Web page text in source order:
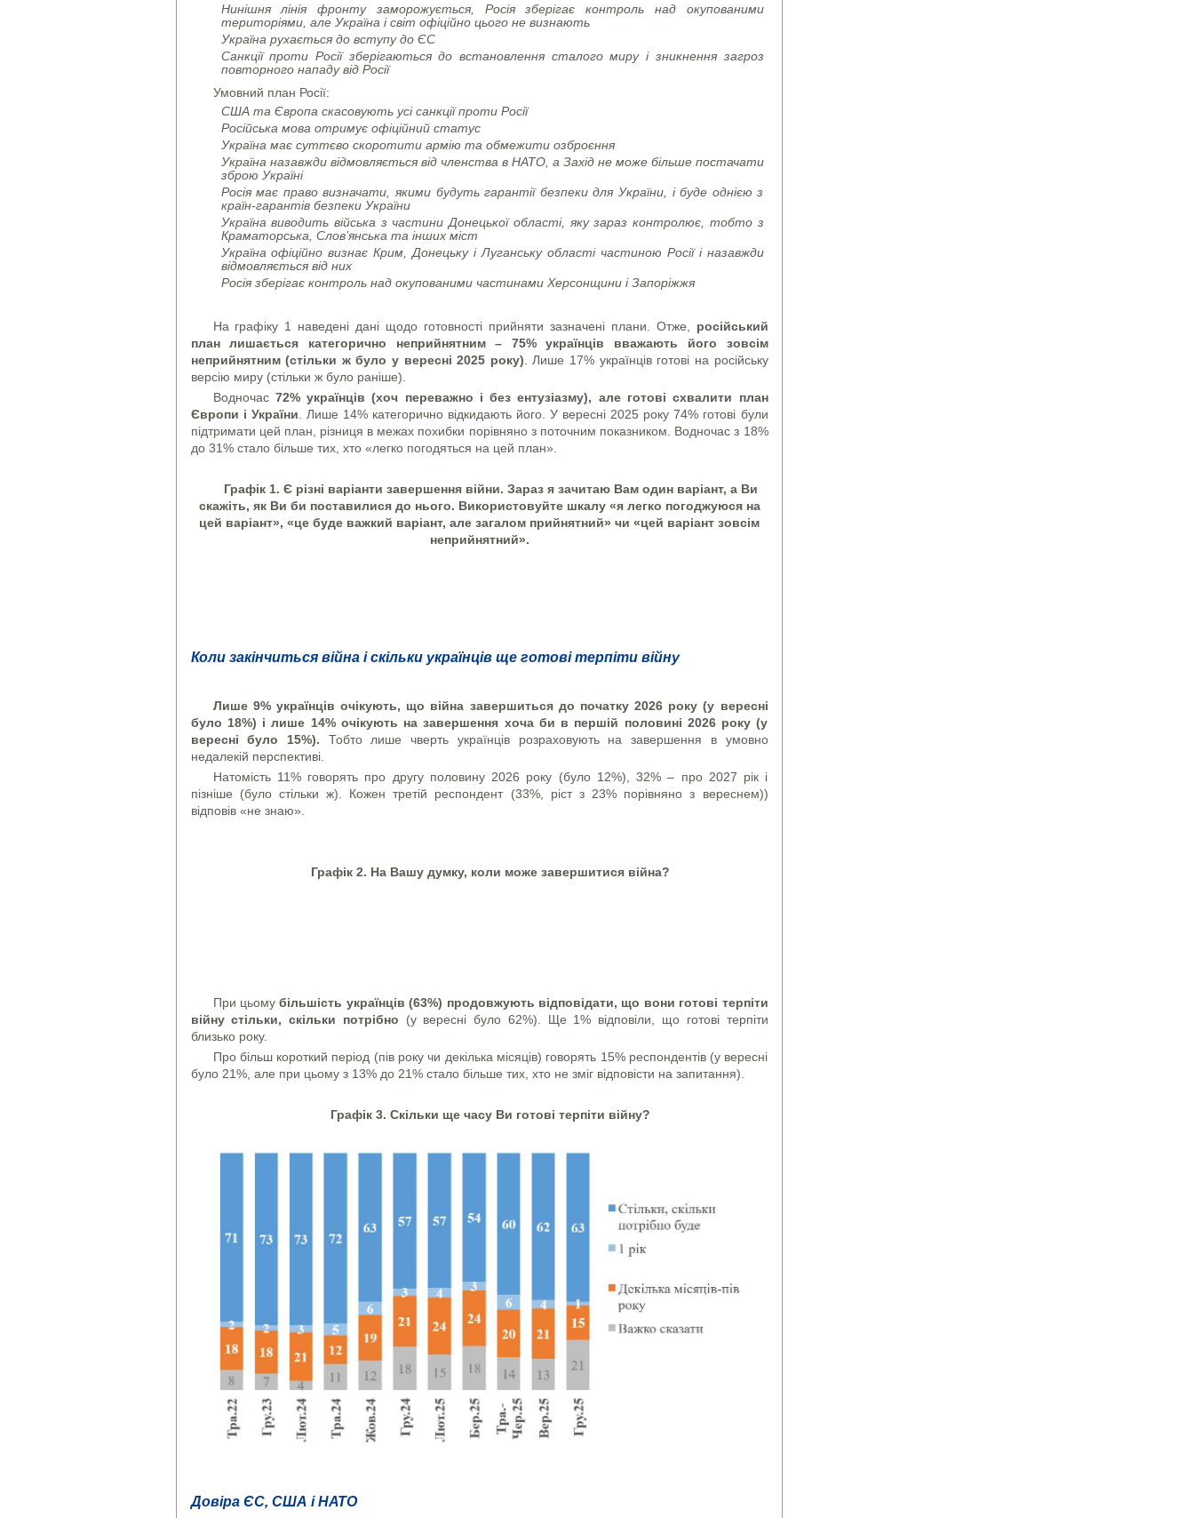
Нинішня лінія фронту заморожується, Росія зберігає контроль над окупованими
територіями, але Україна і світ офіційно цього не визнають
Україна рухається до вступу до ЄС
Санкції проти Росії зберігаються до встановлення сталого миру і зникнення загроз
повторного нападу від Росії
Умовний план Росії:
США та Європа скасовують усі санкції проти Росії
Російська мова отримує офіційний статус
Україна має суттєво скоротити армію та обмежити озброєння
Україна назавжди відмовляється від членства в НАТО, а Захід не може більше постачати
зброю Україні
Росія має право визначати, якими будуть гарантії безпеки для України, і буде однією з
країн-гарантів безпеки України
Україна виводить війська з частини Донецької області, яку зараз контролює, тобто з
Краматорська, Слов’янська та інших міст
Україна офіційно визнає Крим, Донецьку і Луганську області частиною Росії і назавжди
відмовляється від них
Росія зберігає контроль над окупованими частинами Херсонщини і Запоріжжя
На графіку 1 наведені дані щодо готовності прийняти зазначені плани. Отже, російський
план лишається категорично неприйнятним – 75% українців вважають його зовсім
неприйнятним (стільки ж було у вересні 2025 року) . Лише 17% українців готові на російську
версію миру (стільки ж було раніше).
Водночас 72% українців (хоч переважно і без ентузіазму), але готові схвалити план
Європи і України . Лише 14% категорично відкидають його. У вересні 2025 року 74% готові були
підтримати цей план, різниця в межах похибки порівняно з поточним показником. Водночас з 18%
до 31% стало більше тих, хто «легко погодяться на цей план».
Графік 1. Є різні варіанти завершення війни. Зараз я зачитаю Вам один варіант, а Ви
скажіть, як Ви би поставилися до нього. Використовуйте шкалу «я легко погоджуюся на
цей варіант», «це буде важкий варіант, але загалом прийнятний» чи «цей варіант зовсім
неприйнятний».
Коли закінчиться війна і скільки українців ще готові терпіти війну
Лише 9% українців очікують, що війна завершиться до початку 2026 року (у вересні
було 18%) і лише 14% очікують на завершення хоча би в першій половині 2026 року (у
вересні було 15%). Тобто лише чверть українців розраховують на завершення в умовно
недалекій перспективі.
Натомість 11% говорять про другу половину 2026 року (було 12%), 32% – про 2027 рік і
пізніше (було стільки ж). Кожен третій респондент (33%, ріст з 23% порівняно з вереснем))
відповів «не знаю».
Графік 2. На Вашу думку, коли може завершитися війна?
При цьомубільшість українців (63%) продовжують відповідати, що вони готові терпіти
війну стільки, скільки потрібно (у вересні було 62%). Ще 1% відповіли, що готові терпіти
близько року.
Про більш короткий період (пів року чи декілька місяців) говорять 15% респондентів (у вересні
було 21%, але при цьому з 13% до 21% стало більше тих, хто не зміг відповісти на запитання).
Графік 3. Скільки ще часу Ви готові терпіти війну?
Довіра ЄС, США і НАТО